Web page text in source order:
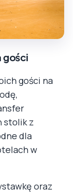
gości
gości na
stolik z
dla
w
oraz